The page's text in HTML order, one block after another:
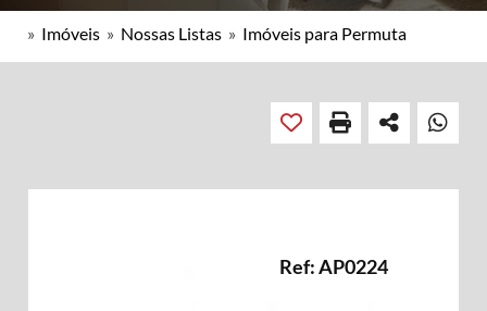
» Imóveis » Nossas Listas » Imóveis para Permuta
Ref: AP0224